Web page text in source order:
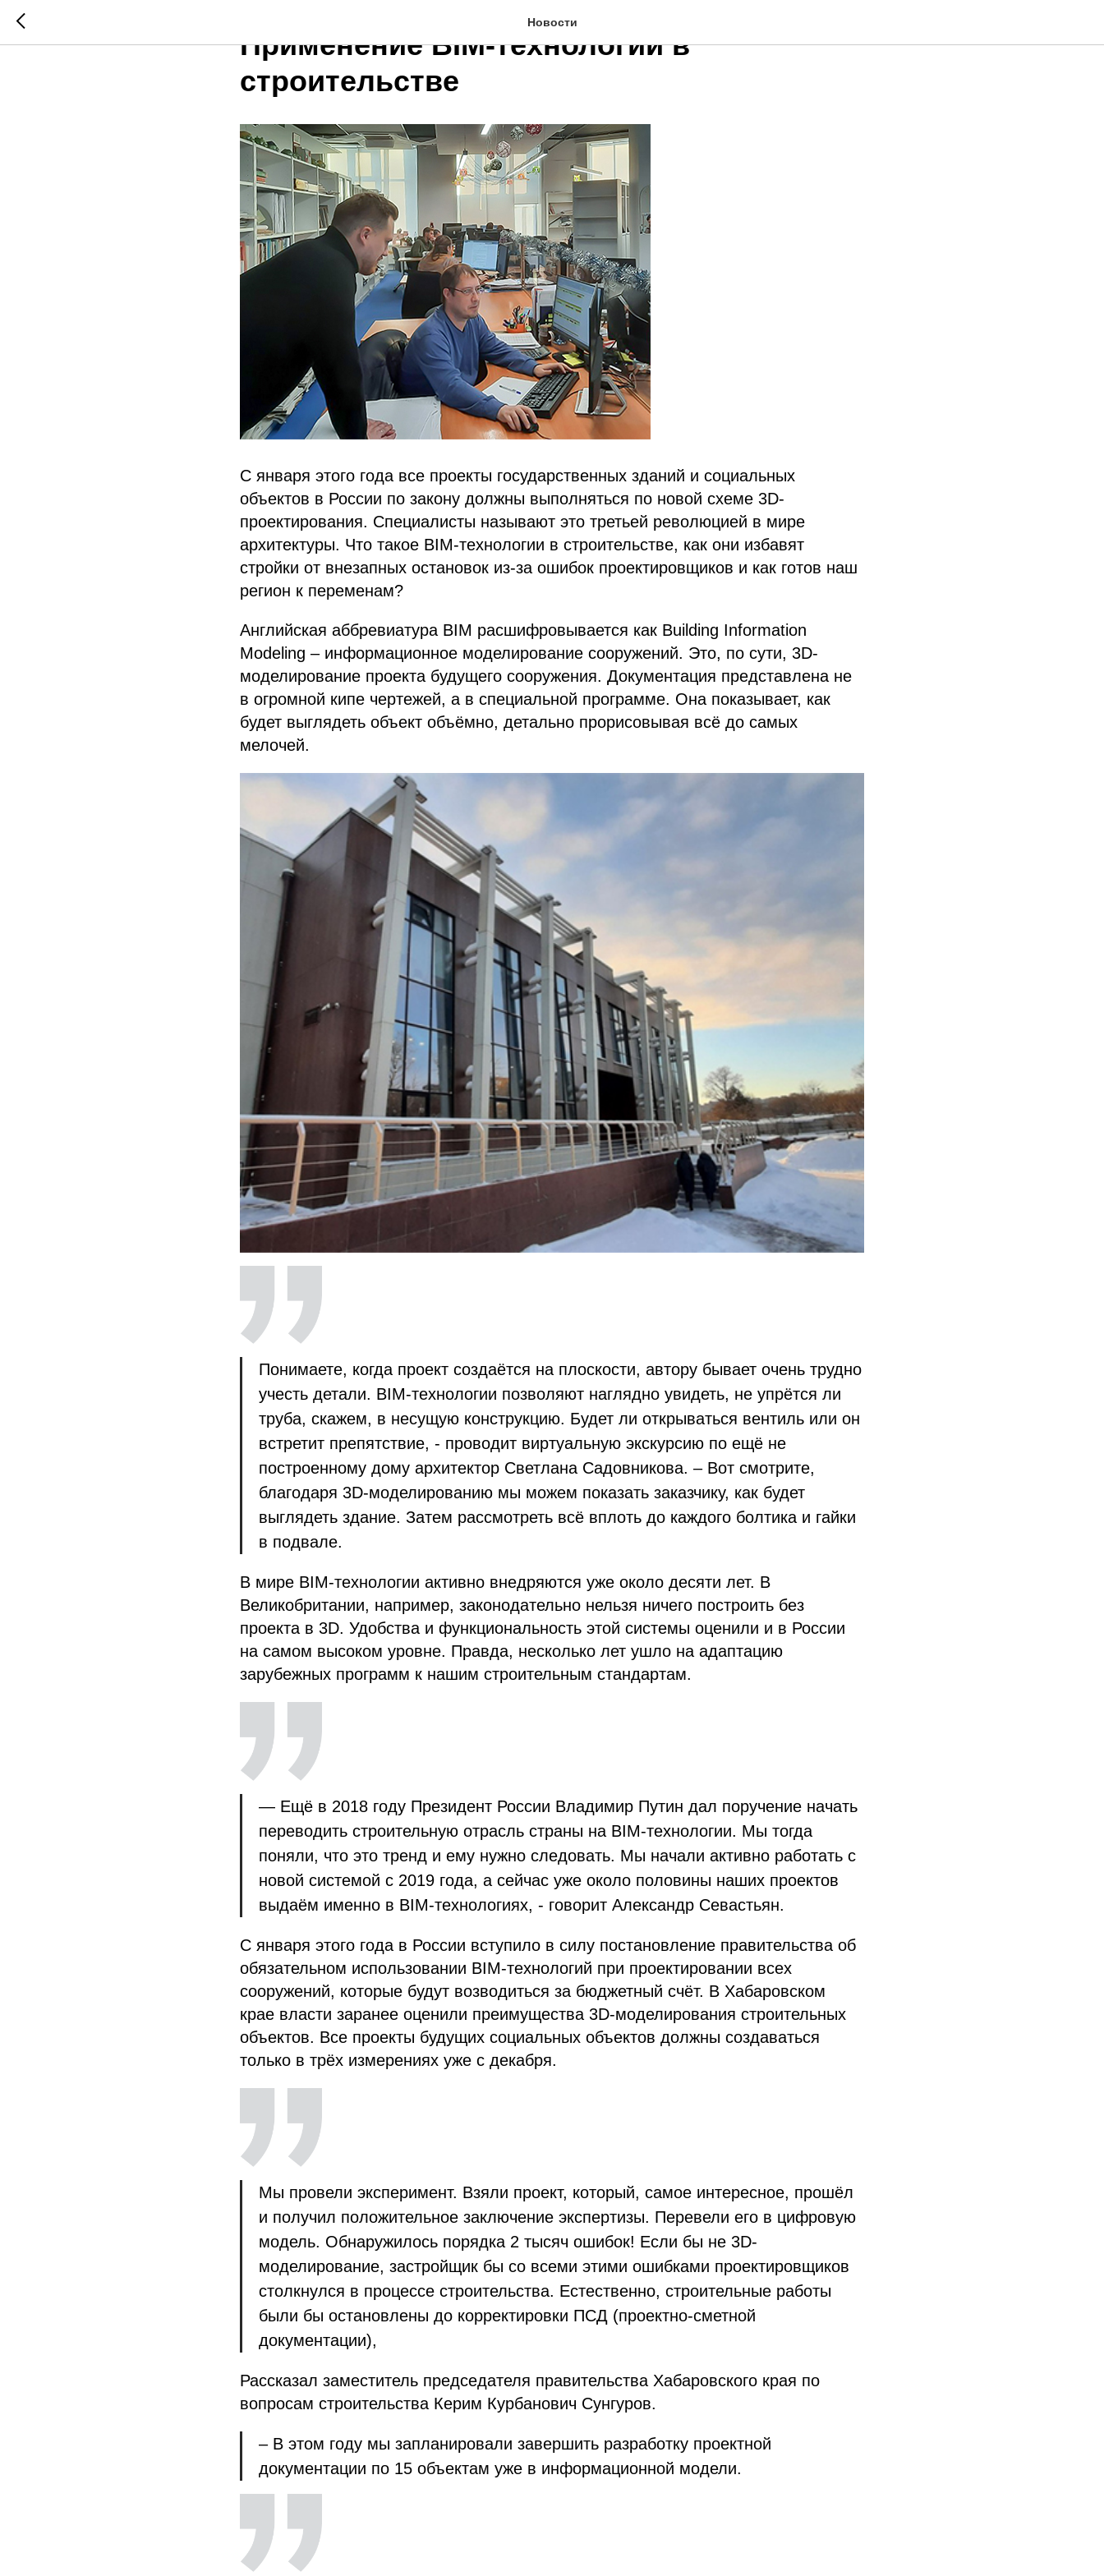
Новости
Применение BIM-технологий в
строительстве
С января этого года все проекты государственных зданий и социальных
объектов в России по закону должны выполняться по новой схеме 3D-
проектирования. Специалисты называют это третьей революцией в мире
архитектуры. Что такое BIM-технологии в строительстве, как они избавят
стройки от внезапных остановок из-за ошибок проектировщиков и как готов наш
регион к переменам?
Английская аббревиатура BIM расшифровывается как Building Information
Modeling – информационное моделирование сооружений. Это, по сути, 3D-
моделирование проекта будущего сооружения. Документация представлена не
в огромной кипе чертежей, а в специальной программе. Она показывает, как
будет выглядеть объект объёмно, детально прорисовывая всё до самых
мелочей.
Понимаете, когда проект создаётся на плоскости, автору бывает очень трудно
учесть детали. BIM-технологии позволяют наглядно увидеть, не упрётся ли
труба, скажем, в несущую конструкцию. Будет ли открываться вентиль или он
встретит препятствие, - проводит виртуальную экскурсию по ещё не
построенному дому архитектор Светлана Садовникова. – Вот смотрите,
благодаря 3D-моделированию мы можем показать заказчику, как будет
выглядеть здание. Затем рассмотреть всё вплоть до каждого болтика и гайки
в подвале.
В мире BIM-технологии активно внедряются уже около десяти лет. В
Великобритании, например, законодательно нельзя ничего построить без
проекта в 3D. Удобства и функциональность этой системы оценили и в России
на самом высоком уровне. Правда, несколько лет ушло на адаптацию
зарубежных программ к нашим строительным стандартам.
— Ещё в 2018 году Президент России Владимир Путин дал поручение начать
переводить строительную отрасль страны на BIM-технологии. Мы тогда
поняли, что это тренд и ему нужно следовать. Мы начали активно работать с
новой системой с 2019 года, а сейчас уже около половины наших проектов
выдаём именно в BIM-технологиях, - говорит Александр Севастьян.
С января этого года в России вступило в силу постановление правительства об
обязательном использовании BIM-технологий при проектировании всех
сооружений, которые будут возводиться за бюджетный счёт. В Хабаровском
крае власти заранее оценили преимущества 3D-моделирования строительных
объектов. Все проекты будущих социальных объектов должны создаваться
только в трёх измерениях уже с декабря.
Мы провели эксперимент. Взяли проект, который, самое интересное, прошёл
и получил положительное заключение экспертизы. Перевели его в цифровую
модель. Обнаружилось порядка 2 тысяч ошибок! Если бы не 3D-
моделирование, застройщик бы со всеми этими ошибками проектировщиков
столкнулся в процессе строительства. Естественно, строительные работы
были бы остановлены до корректировки ПСД (проектно-сметной
документации),
Рассказал заместитель председателя правительства Хабаровского края по
вопросам строительства Керим Курбанович Сунгуров.
– В этом году мы запланировали завершить разработку проектной
документации по 15 объектам уже в информационной модели.